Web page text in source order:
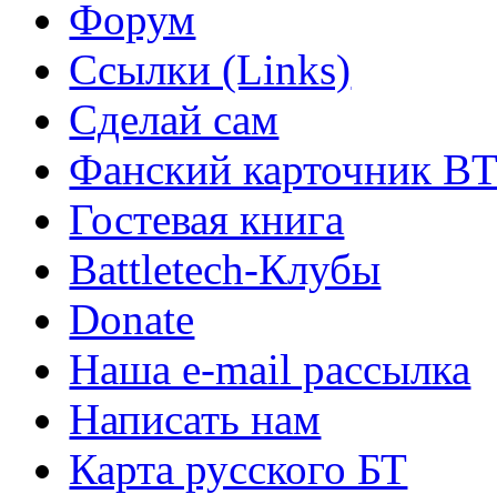
Форум
Ссылки (Links)
Сделай сам
Фанский карточник
Гостевая книга
Battletech-Клубы
Donate
Наша e-mail рассылка
Написать нам
Карта русского БТ